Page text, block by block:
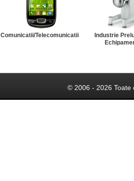
Comunicatii/Telecomunicatii
Industrie
© 2006 - 2026